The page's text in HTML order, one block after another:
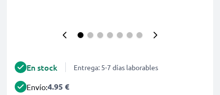
En stock Entrega: 5-7 días laborables
Envío:4.95 €